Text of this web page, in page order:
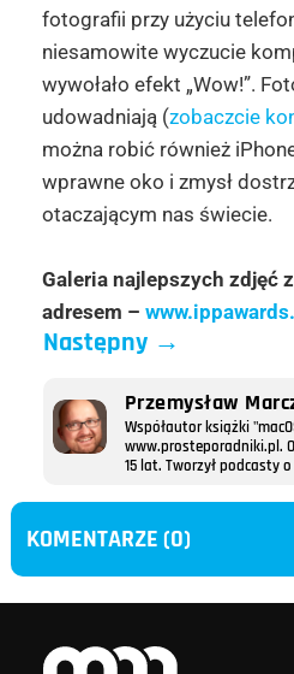
fotografii przy użyciu
niesamowite wyczucie
wywołało efekt „Wow!”.
udowadniają (zobaczcie
można robić również
wprawne oko i zmysł
otaczającym nas świecie.
Galeria najlepszych zdjęć
adresem –
Następny→
Przemysław
Współautor książki
www.prosteporadniki.pl.
15 lat. Tworzył podcasty
KOMENTARZE (0)